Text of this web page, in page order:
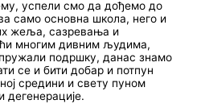
успели смо да дођемо до
само основна школа, него и
жеља, сазревања и
многим дивним људима,
подршку, данас знамо
се и бити добар и потпун
средини и свету пуном
дегенерације.